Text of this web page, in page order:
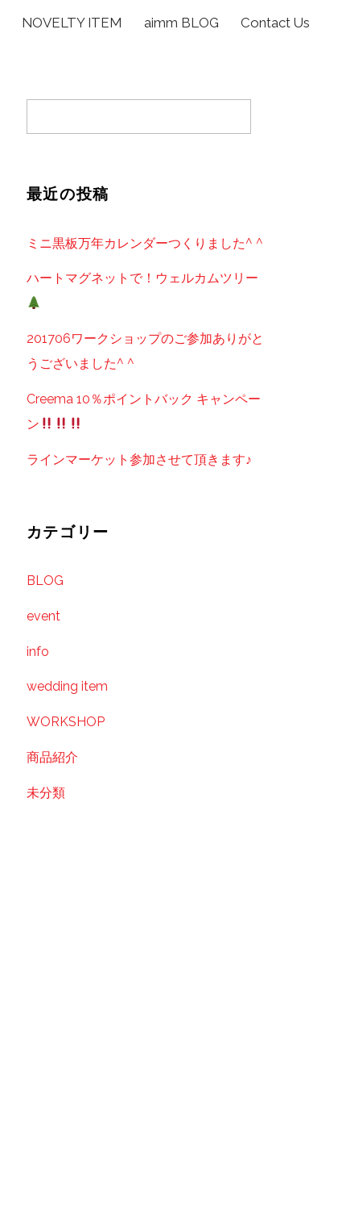
NOVELTY ITEM aimm BLOG Contact Us
最近の投稿
ミニ黒板万年カレンダーつくりました^ ^
ハートマグネットで！ウェルカムツリー
201706ワークショップのご参加ありがと
うございました^ ^
Creema 10％ポイントバック キャンペー
ン
ラインマーケット参加させて頂きます♪
カテゴリー
BLOG
event
info
wedding item
WORKSHOP
商品紹介
未分類